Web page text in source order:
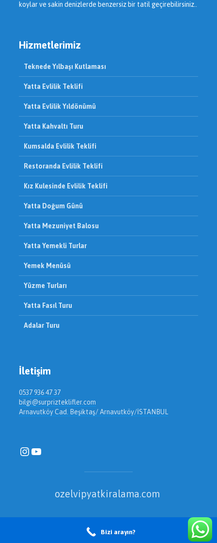
koylar ve sakin denizlerde benzersiz bir tatil geçirebilirsiniz..
Hizmetlerimiz
Teknede Yılbaşı Kutlaması
Yatta Evlilik Teklifi
Yatta Evlilik Yıldönümü
Yatta Kahvaltı Turu
Kumsalda Evlilik Teklifi
Restoranda Evlilik Teklifi
Kız Kulesinde Evlilik Teklifi
Yatta Doğum Günü
Yatta Mezuniyet Balosu
Yatta Yemekli Turlar
Yemek Menüsü
Yüzme Turları
Yatta Fasıl Turu
Adalar Turu
İletişim
0537 936 47 37
bilgi@surprizteklifler.com
Arnavutköy Cad. Beşiktaş/ Arnavutköy/İSTANBUL
Instagram
YouTube
ozelvipyatkiralama.com
Bizi arayın?